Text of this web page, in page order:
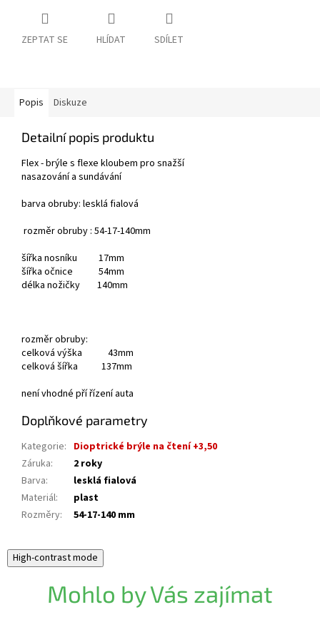
ZEPTAT SE HLÍDAT SDÍLET
Popis Diskuze
Detailní popis produktu
Flex - brýle s flexe kloubem pro snažší
nasazování a sundávání
barva obruby: lesklá fialová
rozměr obruby : 54-17-140mm
šířka nosníku 17mm
šířka očnice 54mm
délka nožičky 140mm
rozměr obruby:
celková výška 43mm
celková šířka 137mm
není vhodné pří řízení auta
Doplňkové parametry
Kategorie: Dioptrické brýle na čtení +3,50
Záruka:
2 roky
Barva:
lesklá fialová
Materiál:
plast
Rozměry: 54-17-140 mm
High-contrast mode
Mohlo by Vás zajímat